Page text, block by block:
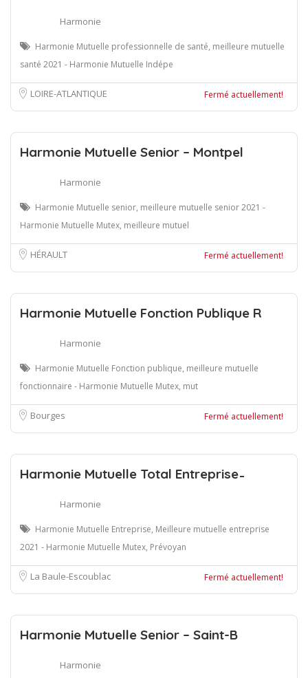
Harmonie
Harmonie Mutuelle professionnelle de santé, meilleure mutuelle
santé 2021 - Harmonie Mutuelle Indépe
LOIRE-ATLANTIQUE Fermé actuellement!
Harmonie Mutuelle Senior – Montpel
Harmonie
Harmonie Mutuelle senior, meilleure mutuelle senior 2021 -
Harmonie Mutuelle Mutex, meilleure mutuel
HÉRAULT Fermé actuellement!
Harmonie Mutuelle Fonction Publique R
Harmonie
Harmonie Mutuelle Fonction publique, meilleure mutuelle
fonctionnaire - Harmonie Mutuelle Mutex, mut
Bourges Fermé actuellement!
Harmonie Mutuelle Total Entreprise ̵
Harmonie
Harmonie Mutuelle Entreprise, Meilleure mutuelle entreprise
2021 - Harmonie Mutuelle Mutex, Prévoyan
La Baule-Escoublac Fermé actuellement!
Harmonie Mutuelle Senior – Saint-B
Harmonie